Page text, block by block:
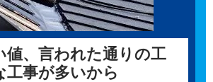
値、言われた通りの工
工事が多いから